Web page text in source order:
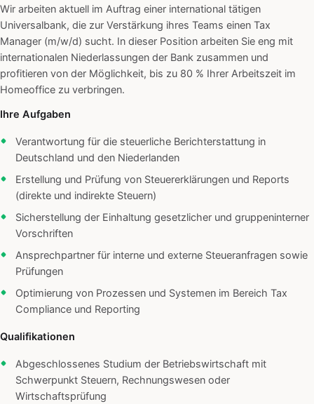
Wir arbeiten aktuell im Auftrag einer international tätigen
Universalbank, die zur Verstärkung ihres Teams einen Tax
Manager (m/w/d) sucht. In dieser Position arbeiten Sie eng mit
internationalen Niederlassungen der Bank zusammen und
profitieren von der Möglichkeit, bis zu 80 % Ihrer Arbeitszeit im
Homeoffice zu verbringen.
Ihre Aufgaben
Verantwortung für die steuerliche Berichterstattung in
Deutschland und den Niederlanden
Erstellung und Prüfung von Steuererklärungen und Reports
(direkte und indirekte Steuern)
Sicherstellung der Einhaltung gesetzlicher und gruppeninterner
Vorschriften
Ansprechpartner für interne und externe Steueranfragen sowie
Prüfungen
Optimierung von Prozessen und Systemen im Bereich Tax
Compliance und Reporting
Qualifikationen
Abgeschlossenes Studium der Betriebswirtschaft mit
Schwerpunkt Steuern, Rechnungswesen oder
Wirtschaftsprüfung